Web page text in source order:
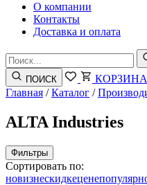
О компании
Контакты
Доставка и оплата
ПОИСК КОРЗИНА
Главная /Каталог /
ALTA Industries
Фильтры
Сортировать по:
новизнескидкецене